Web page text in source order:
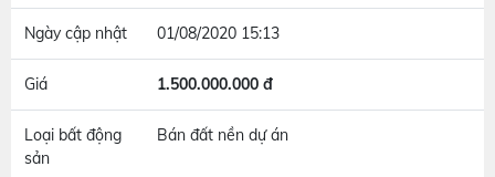
Ngày cập nhật 01/08/2020 15:13
Giá 1.500.000.000 đ
Loại bất động
sản
Bán đất nền dự án